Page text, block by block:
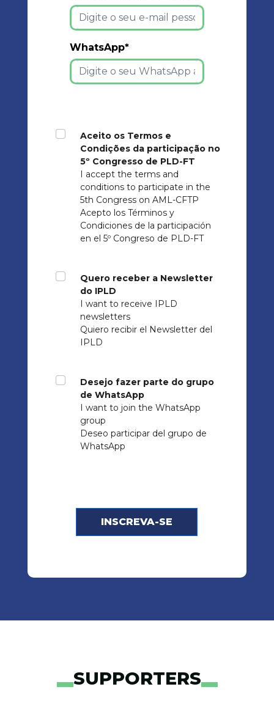
WhatsApp*
Aceito os Termos e
Condições da participação no
5º Congresso de PLD-FT
I accept the terms and
conditions to participate in the
5th Congress on AML-CFTP
Acepto los Términos y
Condiciones de la participación
en el 5º Congreso de PLD-FT
Quero receber a Newsletter
do IPLD
I want to receive IPLD
newsletters
Quiero recibir el Newsletter del
IPLD
Desejo fazer parte do grupo
de WhatsApp
I want to join the WhatsApp
group
Deseo participar del grupo de
WhatsApp
INSCREVA-SE
SUPPORTERS